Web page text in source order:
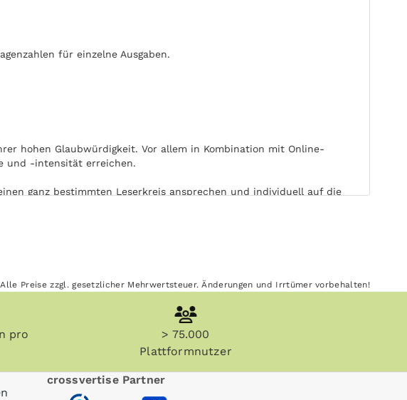
für einzelne Ausgaben.
hohen Glaubwürdigkeit. Vor allem in Kombination mit Online-
und -intensität erreichen.
ganz bestimmten Leserkreis ansprechen und individuell auf die
besondere Aufmerksamkeit. Die freie Wahl von Ort und Zeit der
ist unabhängig von elektronischen Medien. Main-Nidda-Bote kann
Alle Preise zzgl. gesetzlicher Mehrwertsteuer. Änderungen und Irrtümer vorbehalten!
pro
> 75.000
Plattformnutzer
crossvertise Partner